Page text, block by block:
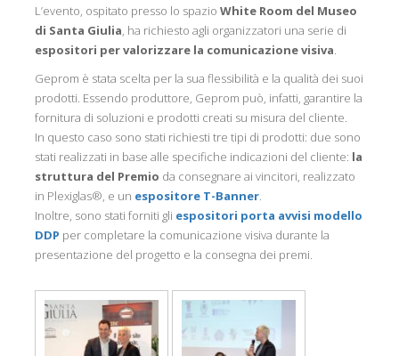
L’evento, ospitato presso lo spazio White Room del Museo
di Santa Giulia, ha richiesto agli organizzatori una serie di
espositori per valorizzare la comunicazione visiva.
Geprom è stata scelta per la sua flessibilità e la qualità dei suoi
prodotti. Essendo produttore, Geprom può, infatti, garantire la
fornitura di soluzioni e prodotti creati su misura del cliente.
In questo caso sono stati richiesti tre tipi di prodotti: due sono
stati realizzati in base alle specifiche indicazioni del cliente: la
struttura del Premio da consegnare ai vincitori, realizzato
in Plexiglas®, e un espositore T-Banner.
Inoltre, sono stati forniti gli espositori porta avvisi modello
DDP per completare la comunicazione visiva durante la
presentazione del progetto e la consegna dei premi.